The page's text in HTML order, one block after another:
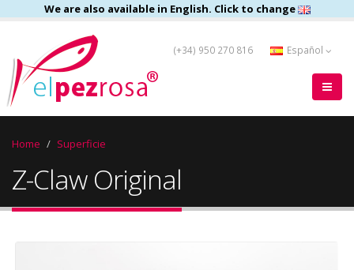
We are also available in English. Click to change
(+34) 950 270 816 Español
Home Superficie
Z-Claw Original